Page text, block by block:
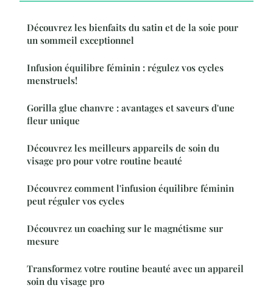
Découvrez les bienfaits du satin et de la soie pour
un sommeil exceptionnel
Infusion équilibre féminin : régulez vos cycles
menstruels!
Gorilla glue chanvre : avantages et saveurs d'une
fleur unique
Découvrez les meilleurs appareils de soin du
visage pro pour votre routine beauté
Découvrez comment l'infusion équilibre féminin
peut réguler vos cycles
Découvrez un coaching sur le magnétisme sur
mesure
Transformez votre routine beauté avec un appareil
soin du visage pro